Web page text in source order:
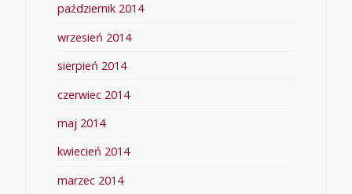
październik 2014
wrzesień 2014
sierpień 2014
czerwiec 2014
maj 2014
kwiecień 2014
marzec 2014